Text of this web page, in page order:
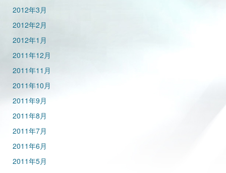
2012年3月
2012年2月
2012年1月
2011年12月
2011年11月
2011年10月
2011年9月
2011年8月
2011年7月
2011年6月
2011年5月